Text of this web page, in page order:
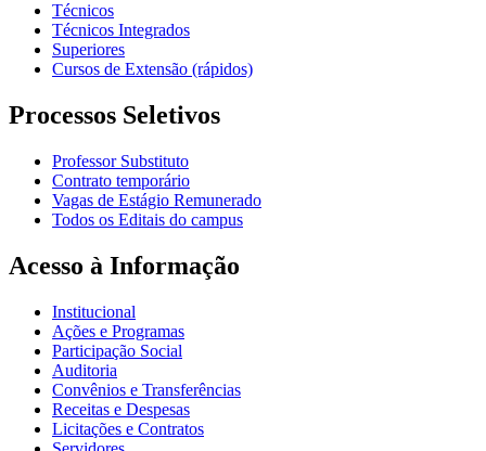
Técnicos
Técnicos Integrados
Superiores
Cursos de Extensão (rápidos)
Processos Seletivos
Professor Substituto
Contrato temporário
Vagas de Estágio Remunerado
Todos os Editais do campus
Acesso à Informação
Institucional
Ações e Programas
Participação Social
Auditoria
Convênios e Transferências
Receitas e Despesas
Licitações e Contratos